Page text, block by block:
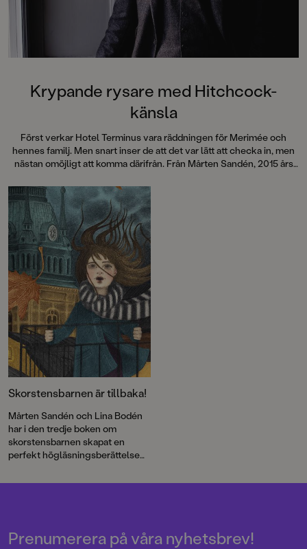
Krypande rysare med Hitchcock-
känsla
Först verkar Hotel Terminus vara räddningen för Merimée och
hennes familj. Men snart inser de att det var lätt att checka in, men
nästan omöjligt att komma därifrån. Från Mårten Sandén, 2015 års
stämning som garanterat ger rysningar längs ryggraden.
Skorstensbarnen är tillbaka!
Mårten Sandén och Lina Bodén
har i den tredje boken om
skorstensbarnen skapat en
perfekt högläsningsberättelse
Prenumerera på våra nyhetsbrev!